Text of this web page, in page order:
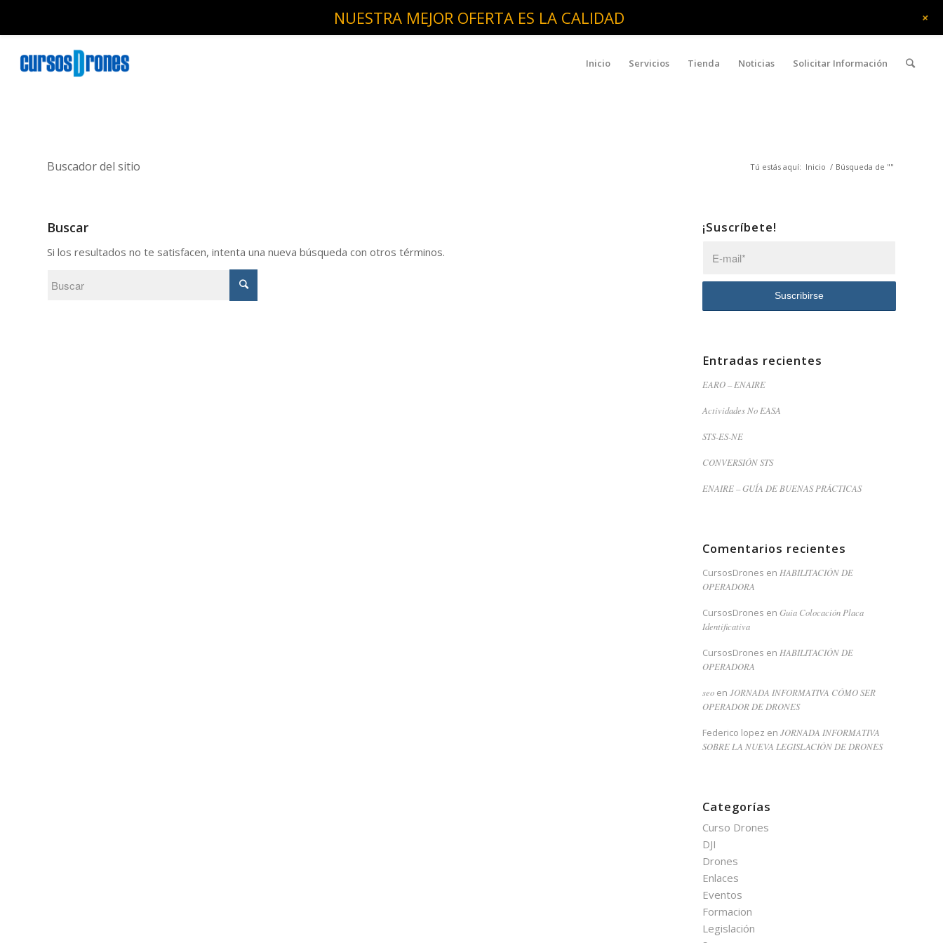
Inicio Servicios Tienda Noticias Solicitar Información
Buscador del sitio Tú estás aquí: Inicio / Búsqueda de ""
Buscar
Si los resultados no te satisfacen, intenta una nueva búsqueda con otros términos.
¡Suscríbete!
Entradas recientes
EARO – ENAIRE
Actividades No EASA
STS-ES-NE
CONVERSIÓN STS
ENAIRE – GUÍA DE BUENAS PRÁCTICAS
Comentarios recientes
CursosDrones enHABILITACIÓN DE
OPERADORA
CursosDrones enGuia Colocación Placa
Identificativa
CursosDrones enHABILITACIÓN DE
OPERADORA
seo enJORNADA INFORMATIVA CÓMO SER
OPERADOR DE DRONES
Federico lopez enJORNADA INFORMATIVA
SOBRE LA NUEVA LEGISLACIÓN DE DRONES
Categorías
Curso Drones
DJI
Drones
Enlaces
Eventos
Formacion
Legislación
NUESTRA MEJOR OFERTA ES LA CALIDAD +